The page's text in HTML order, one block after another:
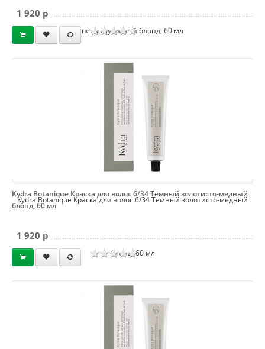
перламутровый блонд, 60 мл
1 920 p
Kydra Botanique Краска для волос 6/34 Тёмный золотисто-медный
блонд, 60 мл
Kydra Botanique Краска для волос 6/34 Тёмный золотисто-медный
блонд, 60 мл
1 920 p